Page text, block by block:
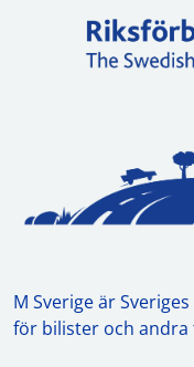
M Sverige är
för bilister och